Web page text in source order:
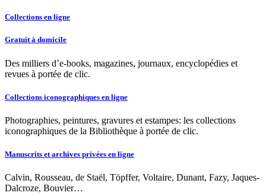
Collections en ligne
Gratuit à domicile
Des milliers d’e-books, magazines, journaux, encyclopédies et
revues à portée de clic.
Collections iconographiques en ligne
Photographies, peintures, gravures et estampes: les collections
iconographiques de la Bibliothèque à portée de clic.
Manuscrits et archives privées en ligne
Calvin, Rousseau, de Staël, Töpffer, Voltaire, Dunant, Fazy, Jaques-
Dalcroze, Bouvier…